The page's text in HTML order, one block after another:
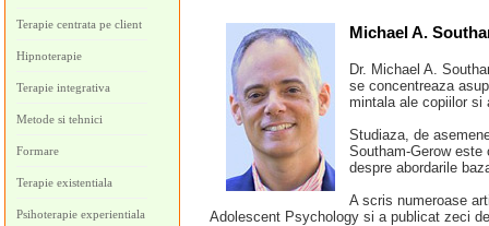
Terapie centrata pe client
Hipnoterapie
Terapie integrativa
Metode si tehnici
Formare
Terapie existentiala
Psihoterapie experientiala
Michael A.
Dr. Michael A.
se concentreaza
mintala ale copiilor si
Studiaza, de
Southam-Gerow
despre abordarile
A scris numeroase
Adolescent Psychology si a publicat zeci